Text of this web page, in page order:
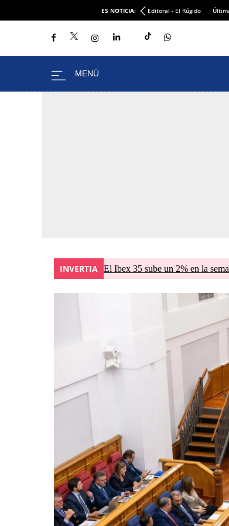
ES NOTICIA: Editoral - El Rúgido
INVERTIA El Ibex 35 sube un 2% en la